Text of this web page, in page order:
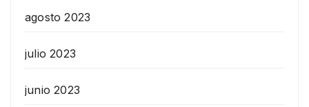
agosto 2023
julio 2023
junio 2023